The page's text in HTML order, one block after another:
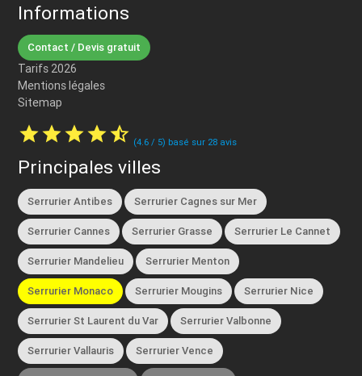
Informations
Contact / Devis gratuit
Tarifs 2026
Mentions légales
Sitemap
starstarstarstarstar_half (4.6 / 5) basé sur 28 avis
Principales villes
Serrurier Antibes Serrurier Cagnes sur Mer
Serrurier Cannes Serrurier Grasse Serrurier Le Cannet
Serrurier Mandelieu Serrurier Menton
Serrurier Monaco Serrurier Mougins Serrurier Nice
Serrurier St Laurent du Var Serrurier Valbonne
Serrurier Vallauris Serrurier Vence